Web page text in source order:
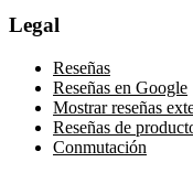
Legal
Reseñas
Reseñas en Google
Mostrar reseñas
Reseñas de
Conmutación